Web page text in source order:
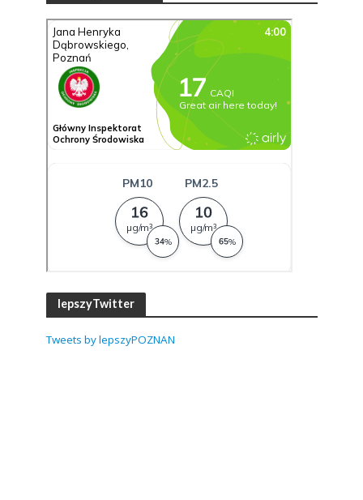
lepszyTwitter
Tweets by lepszyPOZNAN